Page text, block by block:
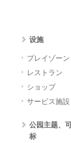
设施
プレイゾーン
レストラン
ショップ
サービス施設
公园主题、
标